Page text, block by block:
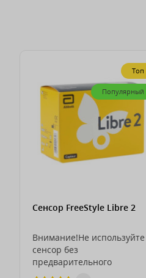
Топ
Популярный
Сенсор FreeStyle Libre 2
Внимание!Не используйте
сенсор без
предварительного
обучения под руководством